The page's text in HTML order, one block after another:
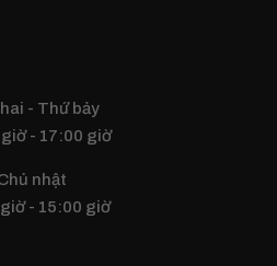
- Thứ bảy
- 17:00 giờ
nhật
- 15:00 giờ